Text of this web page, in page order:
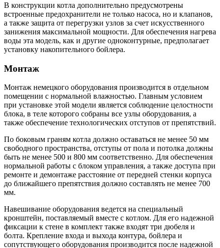
В конструкции котла дополнительно предусмотрены
встроенные предохранители не только насоса, но и клапанов,
а также защита от перегрузки узлов за счет искусственного
занижения максимальной мощности. Для обеспечения нагрева
воды эта модель, как и другие одноконтурные, предполагает
установку накопительного бойлера.
Монтаж
Монтаж немецкого оборудования производится в отдельном
помещении с нормальной влажностью. Главным условием
при установке этой модели является соблюдение целостности
блока, в теле которого собраны все узлы оборудования, а
также обеспечение технологических отступов от препятствий.
По боковым граням котла должно оставаться не менее 50 мм
свободного пространства, отступы от пола и потолка должны
быть не менее 500 и 800 мм соответственно. Для обеспечения
нормальной работы с блоком управления, а также доступа при
ремонте и демонтаже расстояние от передней стенки корпуса
до ближайшего препятствия должно составлять не менее 700
мм.
Навешивание оборудования ведется на специальный
кронштейн, поставляемый вместе с котлом. Для его надежной
фиксации к стене в комплект также входят три дюбеля и
болта. Крепление входа и выхода контура, бойлера и
сопутствующего оборудования производится после надежной